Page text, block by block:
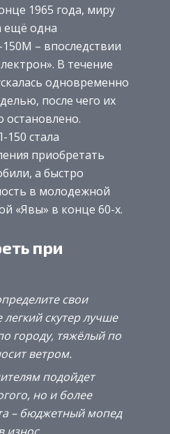
1965 года, миру
ещё одна
– впоследствии
В течение
одновременно
после чего их
остановлено.
стала
приобретать
а быстро
в молодежной
«Явы» в конце 60-х.
при
свои
легкий скутер лучше
городу, тяжёлый по
ветром.
подойдет
но и более
– бюджетный мопед